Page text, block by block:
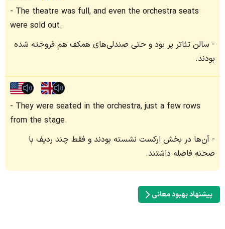
The theatre was full, and even the orchestra seats
were sold out.
سالن تئاتر پر بود و حتی صندلی‌های همکف هم فروخته شده
بودند.
They were seated in the orchestra, just a few rows
from the stage.
آن‌ها در بخش ارکست نشسته بودند و فقط چند ردیف با
صحنه فاصله داشتند.
پیشنهاد بهبود معانی